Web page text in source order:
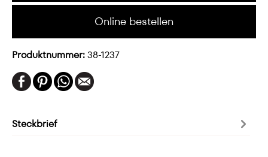
Online bestellen
Produktnummer:38-1237
Steckbrief